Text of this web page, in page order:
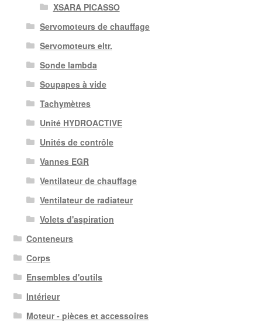
XSARA PICASSO
Servomoteurs de chauffage
Servomoteurs eltr.
Sonde lambda
Soupapes à vide
Tachymètres
Unité HYDROACTIVE
Unités de contrôle
Vannes EGR
Ventilateur de chauffage
Ventilateur de radiateur
Volets d'aspiration
Conteneurs
Corps
Ensembles d'outils
Intérieur
Moteur - pièces et accessoires